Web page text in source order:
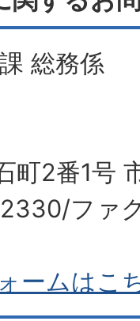
総務係
町2番1号
ファ
ームはこ